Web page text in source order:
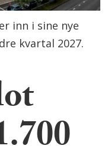
inn i sine nye
kvartal 2027.